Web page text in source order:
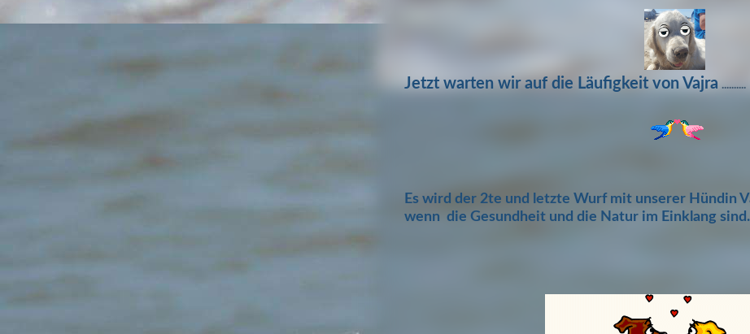
Jetzt warten wir auf die Läufigkeit von Vajra ..........
Es wird der 2te und letzte Wurf mit unserer Hündin
wenn die Gesundheit und die Natur im Einklang sind.